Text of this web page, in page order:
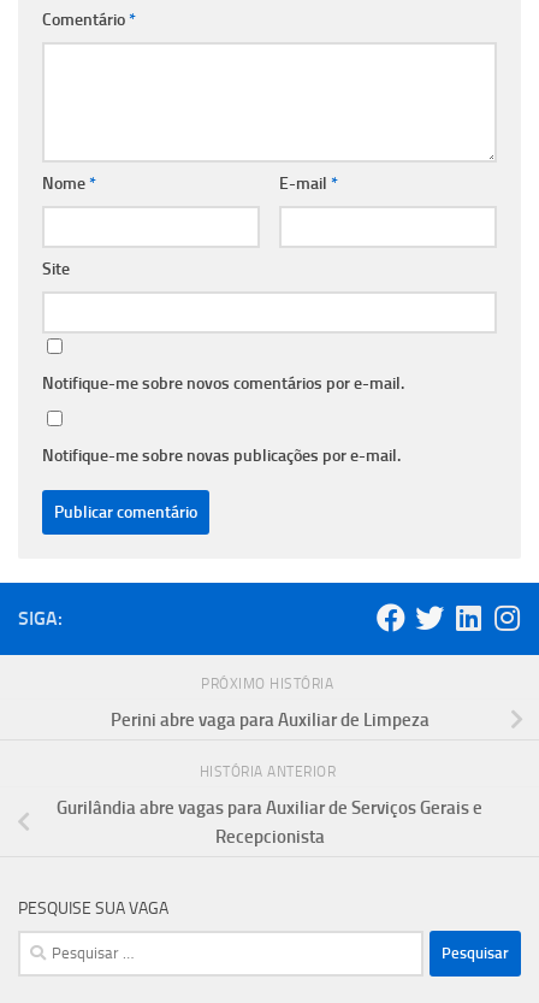
Comentário*
Nome* E-mail *
Site
Notifique-me sobre novos comentários por e-mail.
Notifique-me sobre novas publicações por e-mail.
SIGA:
PRÓXIMO HISTÓRIA
Perini abre vaga para Auxiliar de Limpeza
HISTÓRIA ANTERIOR
Gurilândia abre vagas para Auxiliar de Serviços Gerais e
Recepcionista
PESQUISE SUA VAGA
Pesquisar
por: